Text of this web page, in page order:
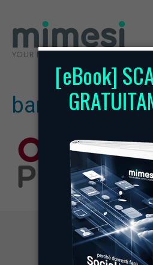
banca-